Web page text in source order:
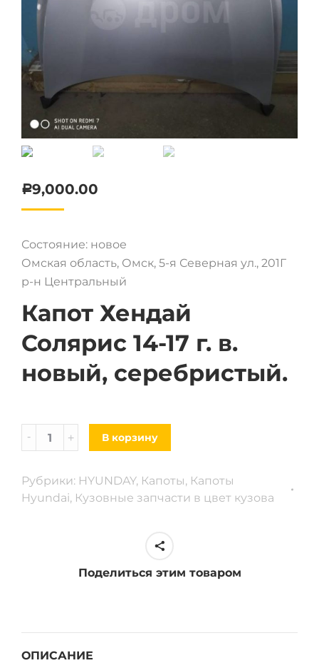
Р9,000.00
Состояние: новое
Омская область, Омск, 5-я Северная ул., 201Г
р-н Центральный
Капот Хендай
Солярис 14-17 г. в.
новый, серебристый.
Капот
Hyundai
14-
17
серебристый
В корзину
Рубрики: HYUNDAY, Капоты, Капоты
Hyundai, Кузовные запчасти в цвет кузова
Поделиться этим товаром
ОПИСАНИЕ